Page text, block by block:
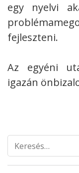
egy nyelvi
fejleszteni.
Az egyéni
igazán
Keresés: